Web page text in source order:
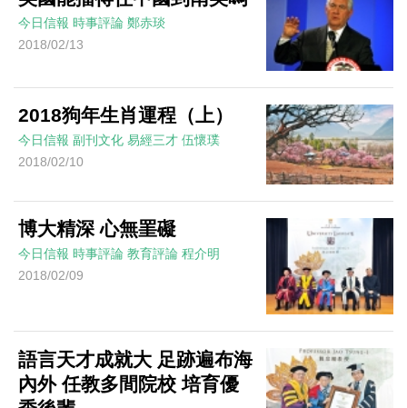
今日信報 時事評論 鄭赤琰
2018/02/13
2018狗年生肖運程（上）
今日信報 副刊文化 易經三才 伍懷璞
2018/02/10
博大精深 心無罣礙
今日信報 時事評論 教育評論 程介明
2018/02/09
語言天才成就大 足跡遍布海
內外 任教多間院校 培育優